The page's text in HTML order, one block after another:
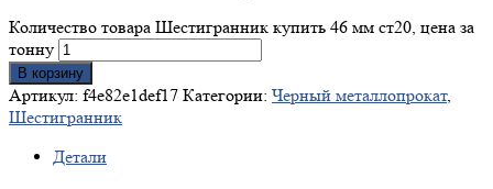
Количество товара Шестигранник купить 46 мм ст20, цена за
тонну
В корзину
Артикул: f4e82e1def17 Категории: Черный металлопрокат,
Шестигранник
Детали